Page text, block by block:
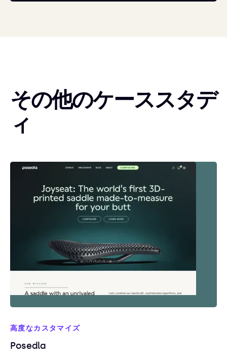
その他のケーススタデ
ィ
高度なカスタマイズ
Posedla